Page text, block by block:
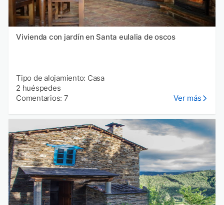
Vivienda con jardín en Santa eulalia de oscos
Tipo de alojamiento: Casa
2 huéspedes
Comentarios: 7
Ver más